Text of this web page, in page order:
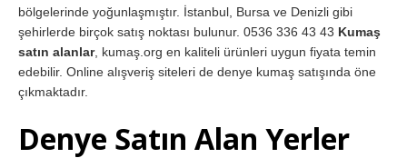
bölgelerinde yoğunlaşmıştır. İstanbul, Bursa ve Denizli gibi
şehirlerde birçok satış noktası bulunur. 0536 336 43 43 Kumaş
satın alanlar, kumaş.org en kaliteli ürünleri uygun fiyata temin
edebilir. Online alışveriş siteleri de denye kumaş satışında öne
çıkmaktadır.
Denye Satın Alan Yerler